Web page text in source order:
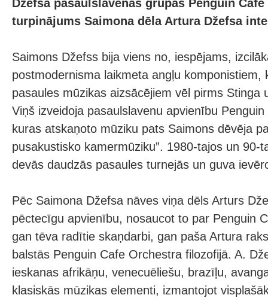
Džefsa pasaulslavenās grupas Penguin
turpinājums Saimona dēla Artura Džefsa
Saimons Džefss bija viens no, iespējams,
postmodernisma laikmeta angļu komponistiem,
pasaules mūzikas aizsācējiem vēl pirms Stinga
Viņš izveidoja pasaulslavenu apvienību
kuras atskaņoto mūziku pats Saimons dēvēja
pusakustisko kamermūziku”. 1980-tajos un 90-
devās daudzās pasaules turnejās un guva
Pēc Saimona Džefsa nāves viņa dēls Arturs
pēctecīgu apvienību, nosaucot to par Penguin
gan tēva radītie skaņdarbi, gan paša Artura
balstās Penguin Cafe Orchestra filozofijā. A.
ieskanas afrikāņu, venecuēliešu, brazīļu,
klasiskās mūzikas elementi, izmantojot